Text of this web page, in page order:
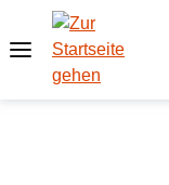
Zum Hauptinhalt